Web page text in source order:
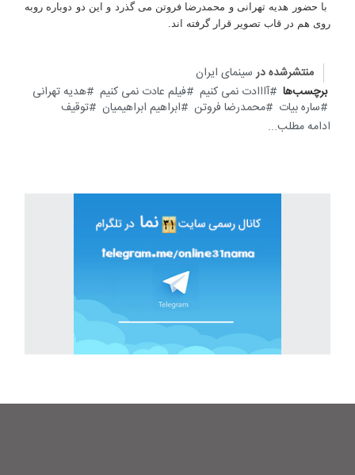
با حضور هدیه تهرانی و محمدرضا فروتن می گذرد و این دو دوباره روبه
روی هم در قاب تصویر قرار گرفته اند.
منتشرشده در سینمای ایران
برچسب‌ها
آااادت نمی کنیم فیلم عادت نمی کنیم
هدیه تهرانی
ساره بیات
محمدرضا فروتن ابراهیم ابراهیمیان
توقیف
ادامه مطلب...